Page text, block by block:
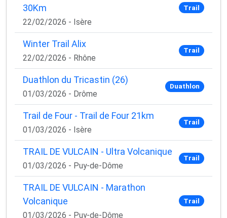
30Km
22/02/2026 - Isère
Trail
Winter Trail Alix
22/02/2026 - Rhône
Trail
Duathlon du Tricastin (26)
01/03/2026 - Drôme
Duathlon
Trail de Four - Trail de Four 21km
01/03/2026 - Isère
Trail
TRAIL DE VULCAIN - Ultra Volcanique
01/03/2026 - Puy-de-Dôme
Trail
TRAIL DE VULCAIN - Marathon
Volcanique
01/03/2026 - Puy-de-Dôme
Trail